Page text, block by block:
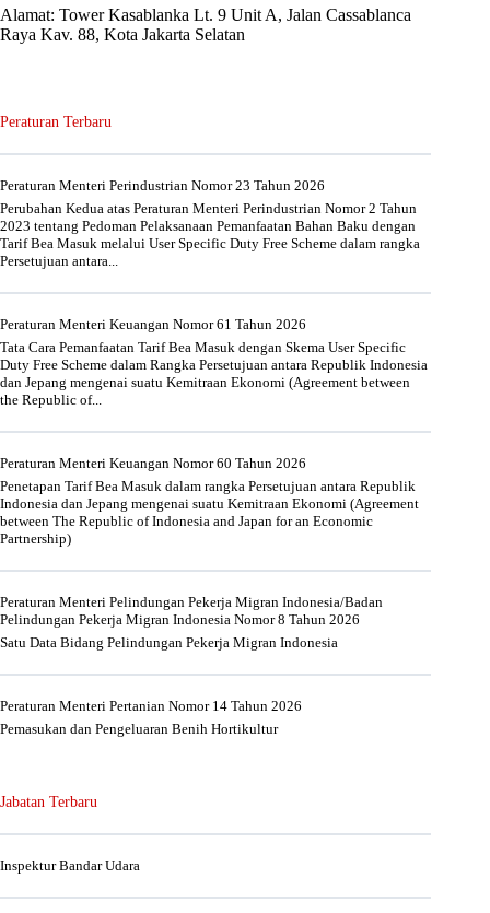
Alamat: Tower Kasablanka Lt. 9 Unit A, Jalan Cassablanca
Raya Kav. 88, Kota Jakarta Selatan
Peraturan Terbaru
Peraturan Menteri Perindustrian Nomor 23 Tahun 2026
Perubahan Kedua atas Peraturan Menteri Perindustrian Nomor 2 Tahun
2023 tentang Pedoman Pelaksanaan Pemanfaatan Bahan Baku dengan
Tarif Bea Masuk melalui User Specific Duty Free Scheme dalam rangka
Persetujuan antara...
Peraturan Menteri Keuangan Nomor 61 Tahun 2026
Tata Cara Pemanfaatan Tarif Bea Masuk dengan Skema User Specific
Duty Free Scheme dalam Rangka Persetujuan antara Republik Indonesia
dan Jepang mengenai suatu Kemitraan Ekonomi (Agreement between
the Republic of...
Peraturan Menteri Keuangan Nomor 60 Tahun 2026
Penetapan Tarif Bea Masuk dalam rangka Persetujuan antara Republik
Indonesia dan Jepang mengenai suatu Kemitraan Ekonomi (Agreement
between The Republic of Indonesia and Japan for an Economic
Partnership)
Peraturan Menteri Pelindungan Pekerja Migran Indonesia/Badan
Pelindungan Pekerja Migran Indonesia Nomor 8 Tahun 2026
Satu Data Bidang Pelindungan Pekerja Migran Indonesia
Peraturan Menteri Pertanian Nomor 14 Tahun 2026
Pemasukan dan Pengeluaran Benih Hortikultur
Jabatan Terbaru
Inspektur Bandar Udara